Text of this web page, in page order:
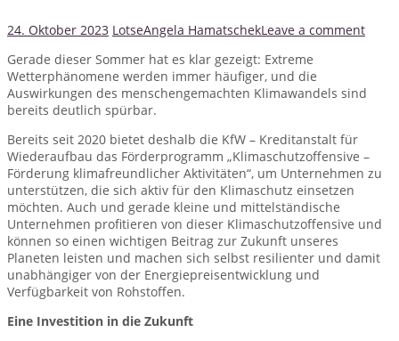
24. Oktober 2023 LotseAngela HamatschekLeave a comment
Gerade dieser Sommer hat es klar gezeigt: Extreme
Wetterphänomene werden immer häufiger, und die
Auswirkungen des menschengemachten Klimawandels sind
bereits deutlich spürbar.
Bereits seit 2020 bietet deshalb die KfW – Kreditanstalt für
Wiederaufbau das Förderprogramm „Klimaschutzoffensive –
Förderung klimafreundlicher Aktivitäten“, um Unternehmen zu
unterstützen, die sich aktiv für den Klimaschutz einsetzen
möchten. Auch und gerade kleine und mittelständische
Unternehmen profitieren von dieser Klimaschutzoffensive und
können so einen wichtigen Beitrag zur Zukunft unseres
Planeten leisten und machen sich selbst resilienter und damit
unabhängiger von der Energiepreisentwicklung und
Verfügbarkeit von Rohstoffen.
Eine Investition in die Zukunft